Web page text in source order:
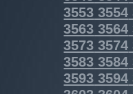
3553 3554
3563 3564
3573 3574
3583 3584
3593 3594